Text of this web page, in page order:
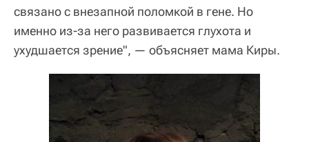
связано с внезапной поломкой в гене. Но
именно из-за него развивается глухота и
ухудшается зрение", — объясняет мама Киры.